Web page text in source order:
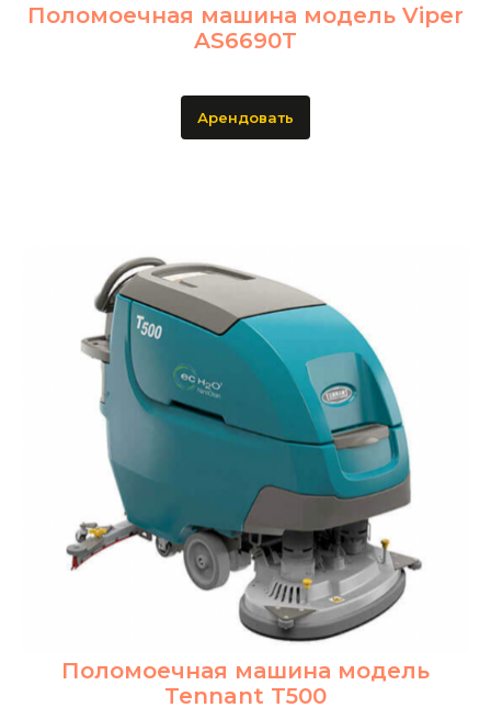
Поломоечная машина модель Viper
AS6690T
Арендовать
Поломоечная машина модель
Tennant T500